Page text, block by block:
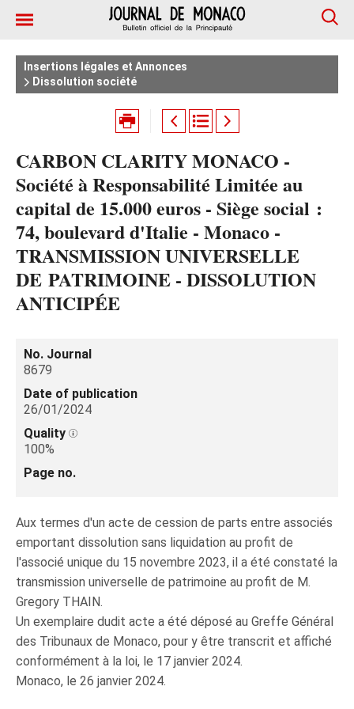
Insertions légales et Annonces
Dissolution société
CARBON CLARITY MONACO -
Société à Responsabilité Limitée au
capital de 15.000 euros - Siège social :
74, boulevard d'Italie - Monaco -
TRANSMISSION UNIVERSELLE
DE PATRIMOINE - DISSOLUTION
ANTICIPÉE
No. Journal
8679
Date of publication
26/01/2024
Quality
100%
Page no.
Aux termes d'un acte de cession de parts entre associés
emportant dissolution sans liquidation au profit de
l'associé unique du 15 novembre 2023, il a été constaté la
transmission universelle de patrimoine au profit de M.
Gregory THAIN.
Un exemplaire dudit acte a été déposé au Greffe Général
des Tribunaux de Monaco, pour y être transcrit et affiché
conformément à la loi, le 17 janvier 2024.
Monaco, le 26 janvier 2024.